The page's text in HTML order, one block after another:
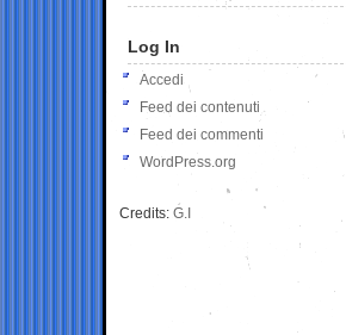
Log In
Accedi
Feed dei contenuti
Feed dei commenti
WordPress.org
Credits: G.I